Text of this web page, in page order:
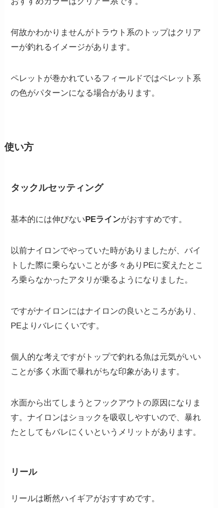
何故かわかりませんがトラウト系のトップはクリア
ーが釣れるイメージがあります。
ペレットが巻かれているフィールドではペレット系
の色がパターンになる場合があります。
使い方
タックルセッティング
基本的には伸びないPEラインがおすすめです。
以前ナイロンでやっていた時がありましたが、バイ
トした際に乗らないことが多々ありPEに変えたとこ
ろ乗らなかったアタリが乗るようになりました。
ですがナイロンにはナイロンの良いところがあり、
PEよりバレにくいです。
個人的な考えですがトップで釣れる魚は元気がいい
ことが多く水面で暴れがちな印象があります。
水面から出てしまうとフックアウトの原因になりま
す。ナイロンはショックを吸収しやすいので、暴れ
たとしてもバレにくいというメリットがあります。
リール
リールは断然ハイギアがおすすめです。